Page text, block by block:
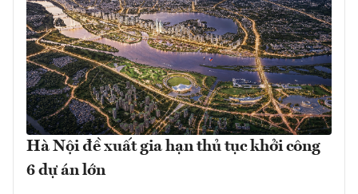
Hà Nội đề xuất gia hạn thủ tục khởi công
6 dự án lớn